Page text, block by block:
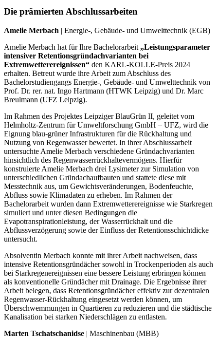
Die prämierten Abschlussarbeiten
Amelie Merbach | Energie-, Gebäude- und Umwelttechnik (EGB)
Amelie Merbach hat für Ihre Bachelorarbeit „Leistungsparameter
intensiver Retentionsgründachvarianten bei
Extremwetterereignissen“ den KARL-KOLLE-Preis 2024
erhalten. Betreut wurde ihre Arbeit zum Abschluss des
Bachelorstudiengangs Energie-, Gebäude- und Umwelttechnik von
Prof. Dr. rer. nat. Ingo Hartmann (HTWK Leipzig) und Dr. Marc
Breulmann (UFZ Leipzig).
Im Rahmen des Projektes Leipziger BlauGrün II, geleitet vom
Helmholtz-Zentrum für Umweltforschung GmbH – UFZ, wird die
Eignung blau-grüner Infrastrukturen für die Rückhaltung und
Nutzung von Regenwasser bewertet. In ihrer Abschlussarbeit
untersuchte Amelie Merbach verschiedene Gründachvarianten
hinsichtlich des Regenwasserrückhaltevermögens. Hierfür
konstruierte Amelie Merbach drei Lysimeter zur Simulation von
unterschiedlichen Gründachaufbauten und stattete diese mit
Messtechnik aus, um Gewichtsveränderungen, Bodenfeuchte,
Abfluss sowie Klimadaten zu erheben. Im Rahmen der
Bachelorarbeit wurden dann Extremwetterereignisse wie Starkregen
simuliert und unter diesen Bedingungen die
Evapotranspirationleistung, der Wasserrückhalt und die
Abflussverzögerung sowie der Einfluss der Retentionsschichtdicke
untersucht.
Absolventin Merbach konnte mit ihrer Arbeit nachweisen, dass
intensive Retentionsgründächer sowohl in Trockenperioden als auch
bei Starkregenereignissen eine bessere Leistung erbringen können
als konventionelle Gründächer mit Drainage. Die Ergebnisse ihrer
Arbeit belegen, dass Retentionsgründächer effektiv zur dezentralen
Regenwasser-Rückhaltung eingesetzt werden können, um
Überschwemmungen in Quartieren zu reduzieren und die städtische
Kanalisation bei starken Niederschlägen zu entlasten.
Marten Tschatschanidse | Maschinenbau (MBB)